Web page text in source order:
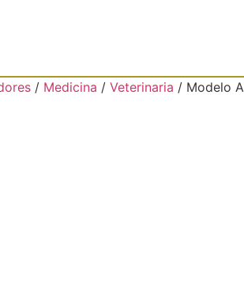
/ Medicina / Veterinaria / Modelo